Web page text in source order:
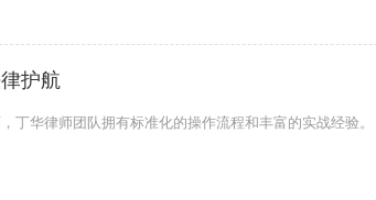
护航
华律师团队拥有标准化的操作流程和丰富的实战经验。